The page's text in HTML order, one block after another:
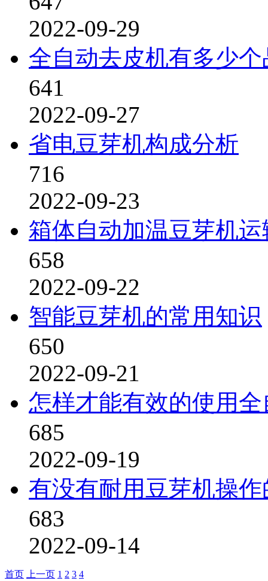
2022-09-29
全自动去皮机有多少个
641
2022-09-27
省电豆芽机构成分析
716
2022-09-23
箱体自动加温豆芽机
658
2022-09-22
智能豆芽机的常用知识
650
2022-09-21
怎样才能有效的使用
685
2022-09-19
有没有耐用豆芽机操
683
2022-09-14
首页 上一页 1 2 3 4